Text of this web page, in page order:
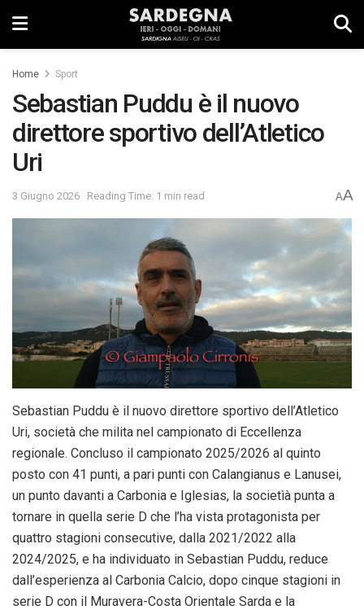
Home Sport
Sebastian Puddu è il nuovo
direttore sportivo dell’Atletico
Uri
3 Giugno 2026 Reading Time: 1 min read AA
Sebastian Puddu è il nuovo direttore sportivo dell’Atletico
Uri, società che milita nel campionato di Eccellenza
regionale. Concluso il campionato 2025/2026 al quinto
posto con 41 punti, a pari punti con Calangianus e Lanusei,
un punto davanti a Carbonia e Iglesias, la societìà punta a
tornare in quella serie D che l’ha vista protagonista per
quattro stagioni consecutive, dalla 2021/2022 alla
2024/2025, e ha individuato in Sebastian Puddu, reduce
dall’esperienza al Carbonia Calcio, dopo cinque stagioni in
serie D con il Muravera-Costa Orientale Sarda e la